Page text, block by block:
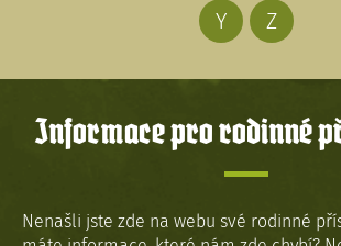
Y
Z
Informace pro rodinné
Nenašli jste zde na webu své rodinné